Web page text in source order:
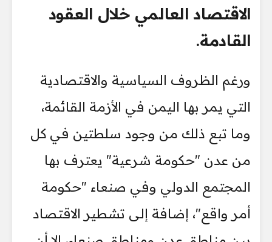
الاقتصاد العالمي خلال العقود
القادمة.
ورغم الظروف السياسية والاقتصادية
التي يمر بها اليمن في الأزمة القائمة،
وما تبع ذلك من وجود سلطتين في كل
من عدن "حكومة شرعية" يعترف بها
المجتمع الدولي وفي صنعاء "حكومة
أمر واقع"، إضافة إلى تشطير الاقتصاد